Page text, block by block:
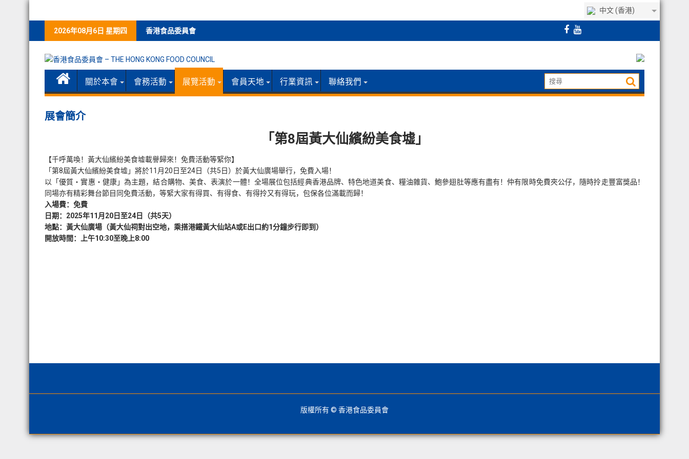
中文 (香港)
2026年08月6日 星期四 香港食品委員會
關於本會 會務活動 展覽活動 會員天地 行業資訊 聯絡我們
展會簡介
「第8屆黃大仙繽紛美食墟」
【千呼萬喚！黃大仙繽紛美食墟載譽歸來！免費活動等緊你】
「第8屆黃大仙繽紛美食墟」將於11月20日至24日（共5日）於黃大仙廣場舉行，免費入場！
以「優質・實惠・健康」為主題，結合購物、美食、表演於一體！全場展位包括經典香港品牌、特色地道美食、糧油雜貨、鮑參翅肚等應有盡有！仲有限時免費夾公仔，隨時拎走豐富獎品！
同場亦有精彩舞台節目同免費活動，等緊大家有得買、有得食、有得拎又有得玩，包保各位滿載而歸！
入場費：免費
日期：2025年11月20日至24日（共5天）
地點：黃大仙廣場（黃大仙祠對出空地，乘搭港鐵黃大仙站A或E出口約1分鐘步行即到）
開放時間：上午10:30至晚上8:00
版權所有 © 香港食品委員會